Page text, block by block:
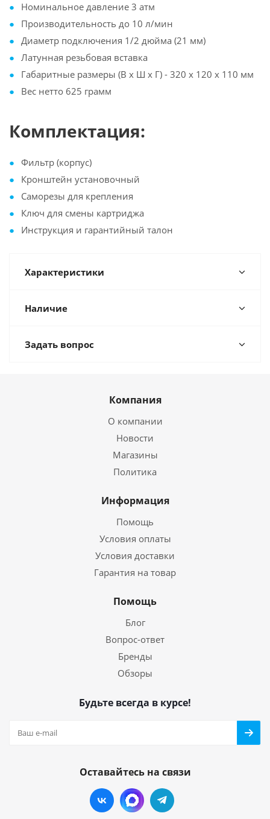
Номинальное давление 3 атм
Производительность до 10 л/мин
Диаметр подключения 1/2 дюйма (21 мм)
Латунная резьбовая вставка
Габаритные размеры (В х Ш х Г) - 320 х 120 х 110 мм
Вес нетто 625 грамм
Комплектация:
Фильтр (корпус)
Кронштейн установочный
Саморезы для крепления
Ключ для смены картриджа
Инструкция и гарантийный талон
Характеристики
Наличие
Задать вопрос
Компания
О компании
Новости
Магазины
Политика
Информация
Помощь
Условия оплаты
Условия доставки
Гарантия на товар
Помощь
Блог
Вопрос-ответ
Бренды
Обзоры
Будьте всегда в курсе!
Оставайтесь на связи